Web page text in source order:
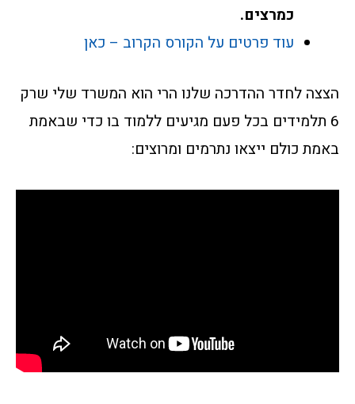
כמרצים.
עוד פרטים על הקורס הקרוב – כאן
הצצה לחדר ההדרכה שלנו הרי הוא המשרד שלי שרק
6 תלמידים בכל פעם מגיעים ללמוד בו כדי שבאמת
באמת כולם ייצאו נתרמים ומרוצים: